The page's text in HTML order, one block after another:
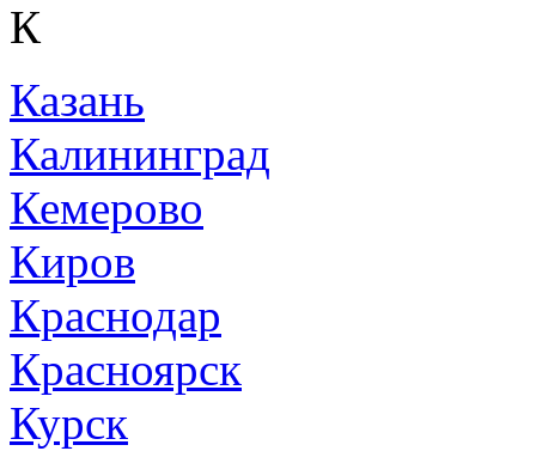
К
Казань
Калининград
Кемерово
Киров
Краснодар
Красноярск
Курск